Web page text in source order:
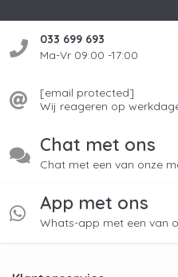
033 699 693
Ma-Vr 09:00 -17:00
[email protected]
Wij reageren op
Chat met ons
Chat met een van onze
App met ons
Whats-app met een van